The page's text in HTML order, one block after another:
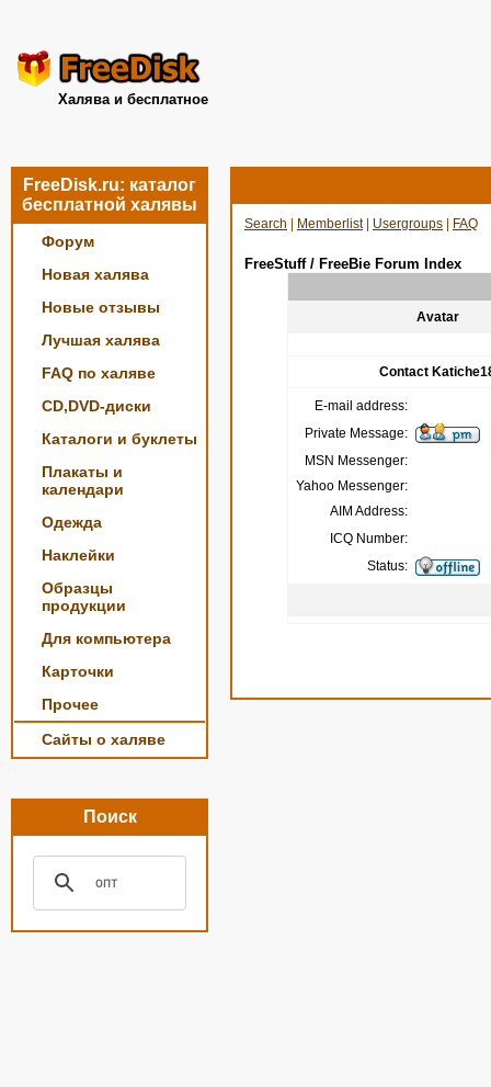
Халява и бесплатное
FreeDisk.ru: каталог
бесплатной халявы
Форум
Новая халява
Новые отзывы
Лучшая халява
FAQ по халяве
CD,DVD-диски
Каталоги и буклеты
Плакаты и
календари
Одежда
Наклейки
Образцы
продукции
Для компьютера
Карточки
Прочее
Сайты о халяве
Поиск
Search Memberlist| Usergroups FAQ
FreeStuff / FreeBie Forum Index
Avatar
Contact
E-mail address:
Private Message:
MSN Messenger:
Yahoo Messenger:
AIM Address:
ICQ Number:
Status: